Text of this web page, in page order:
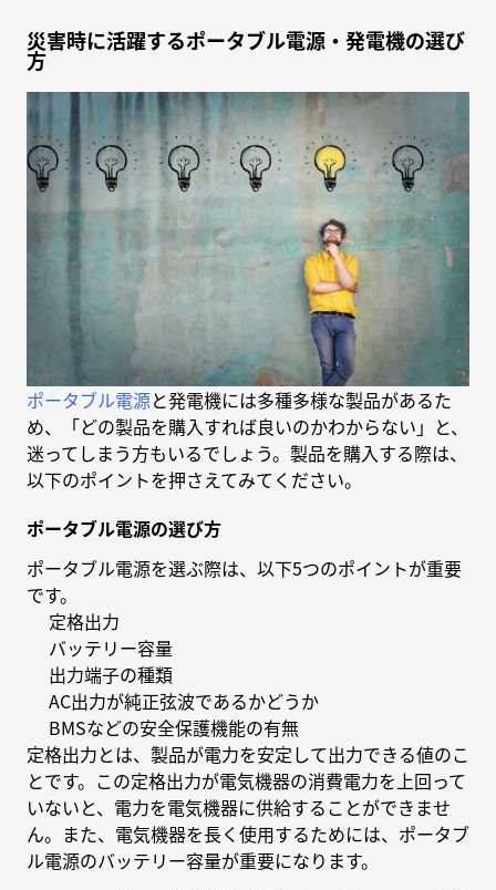
災害時に活躍するポータブル電源・発電機の選び
方
ポータブル電源と発電機には多種多様な製品があるた
め、「どの製品を購入すれば良いのかわからない」と、
迷ってしまう方もいるでしょう。製品を購入する際は、
以下のポイントを押さえてみてください。
ポータブル電源の選び方
ポータブル電源を選ぶ際は、以下5つのポイントが重要
です。
定格出力
バッテリー容量
出力端子の種類
AC出力が純正弦波であるかどうか
BMSなどの安全保護機能の有無
定格出力とは、製品が電力を安定して出力できる値のこ
とです。この定格出力が電気機器の消費電力を上回って
いないと、電力を電気機器に供給することができませ
ん。また、電気機器を長く使用するためには、ポータブ
ル電源のバッテリー容量が重要になります。